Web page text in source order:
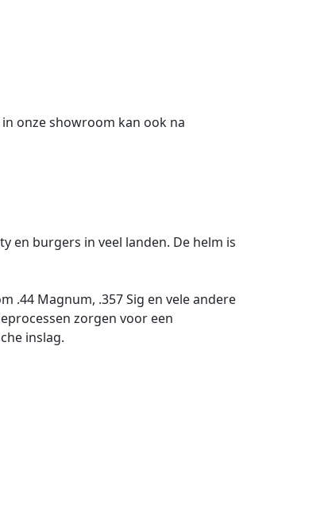
onze showroom kan ook na
en burgers in veel landen. De helm is
.44 Magnum, .357 Sig en vele andere
zorgen voor een
inslag.